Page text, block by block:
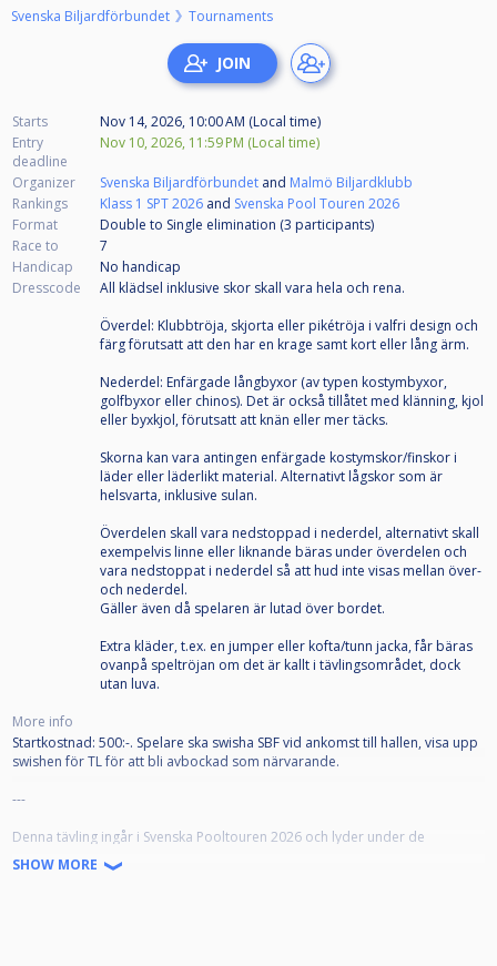
Svenska Biljardförbundet Tournaments
Starts
Nov 14, 2026, 10:00 AM (Local time)
Entry
deadline
Nov 10, 2026, 11:59 PM (Local time)
Organizer Svenska Biljardförbundet and Malmö Biljardklubb
Rankings
Klass 1 SPT 2026 and Svenska Pool Touren 2026
Format
Double to Single elimination (3 participants)
Race to
7
Handicap
No handicap
Dresscode
All klädsel inklusive skor skall vara hela och rena.
Överdel: Klubbtröja, skjorta eller pikétröja i valfri design och
färg förutsatt att den har en krage samt kort eller lång ärm.
Nederdel: Enfärgade långbyxor (av typen kostymbyxor,
golfbyxor eller chinos). Det är också tillåtet med klänning, kjol
eller byxkjol, förutsatt att knän eller mer täcks.
Skorna kan vara antingen enfärgade kostymskor/finskor i
läder eller läderlikt material. Alternativt lågskor som är
helsvarta, inklusive sulan.
Överdelen skall vara nedstoppad i nederdel, alternativt skall
exempelvis linne eller liknande bäras under överdelen och
vara nedstoppat i nederdel så att hud inte visas mellan över-
och nederdel.
Gäller även då spelaren är lutad över bordet.
Extra kläder, t.ex. en jumper eller kofta/tunn jacka, får bäras
ovanpå speltröjan om det är kallt i tävlingsområdet, dock
utan luva.
More info
Startkostnad: 500:-. Spelare ska swisha SBF vid ankomst till hallen, visa upp
swishen för TL för att bli avbockad som närvarande.
---
Denna tävling ingår i Svenska Pooltouren 2026 och lyder under de
tävlingsbestämmelser som började gälla 1 juli 2026.
SHOW MORE